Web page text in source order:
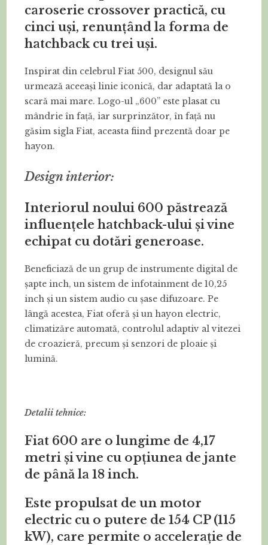
caroserie crossover practică, cu
cinci uși, renunțând la forma de
hatchback cu trei uși.
Inspirat din celebrul Fiat 500, designul său
urmează aceeași linie iconică, dar adaptată la o
scară mai mare. Logo-ul „600” este plasat cu
mândrie în față, iar surprinzător, în față nu
găsim sigla Fiat, aceasta fiind prezentă doar pe
hayon.
Design interior:
Interiorul noului 600 păstrează
influențele hatchback-ului și vine
echipat cu dotări generoase.
Beneficiază de un grup de instrumente digital de
șapte inch, un sistem de infotainment de 10,25
inch și un sistem audio cu șase difuzoare. Pe
lângă acestea, Fiat oferă și un hayon electric,
climatizăre automată, controlul adaptiv al vitezei
de croazieră, precum și senzori de ploaie și
lumină.
Detalii tehnice:
Fiat 600 are o lungime de 4,17
metri și vine cu opțiunea de jante
de până la 18 inch.
Este propulsat de un motor
electric cu o putere de 154 CP (115
kW), care permite o accelerație de